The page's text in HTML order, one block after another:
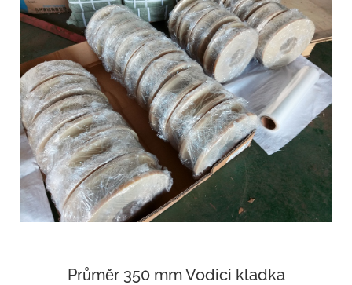
Průměr 350 mm Vodicí kladka